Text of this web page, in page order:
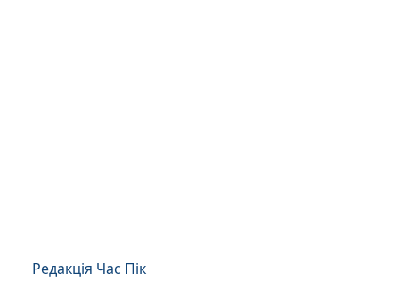
Редакція Час Пік